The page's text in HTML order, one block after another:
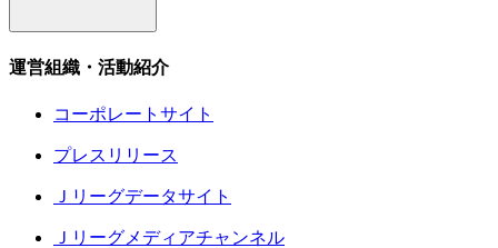
運営組織・活動紹介
コーポレートサイト
プレスリリース
Ｊリーグデータサイト
Ｊリーグメディアチャンネル